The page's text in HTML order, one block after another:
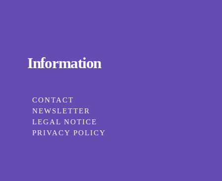
Information
CONTACT
NEWSLETTER
LEGAL NOTICE
PRIVACY POLICY